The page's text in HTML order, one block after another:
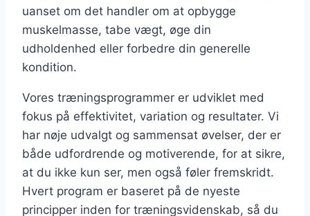
uanset om det handler om at opbygge
muskelmasse, tabe vægt, øge din
udholdenhed eller forbedre din generelle
kondition.
Vores træningsprogrammer er udviklet med
fokus på effektivitet, variation og resultater. Vi
har nøje udvalgt og sammensat øvelser, der er
både udfordrende og motiverende, for at sikre,
at du ikke kun ser, men også føler fremskridt.
Hvert program er baseret på de nyeste
principper inden for træningsvidenskab, så du